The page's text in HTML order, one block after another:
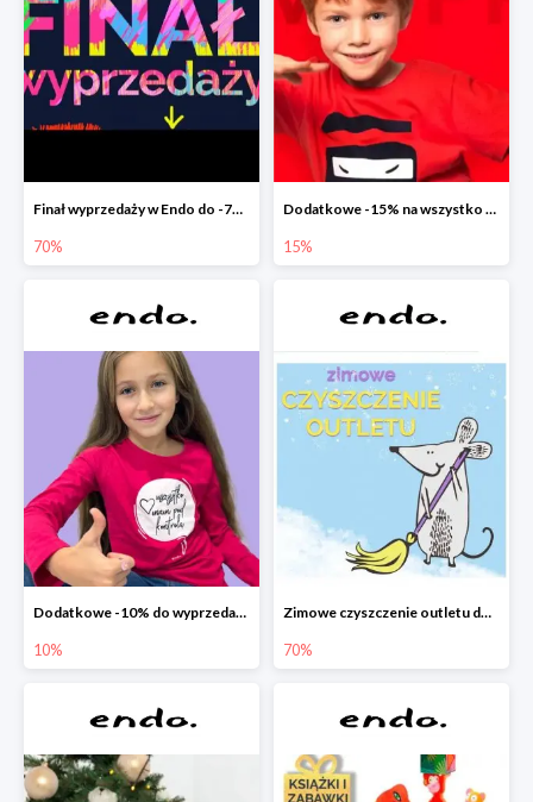
Finał wyprzedaży w Endo do -70%
70%
Dodatkowe -15% na wszystko z wyprzedaży w Endo
15%
Dodatkowe -10% do wyprzedaży w Endo
10%
Zimowe czyszczenie outletu do -70%
70%